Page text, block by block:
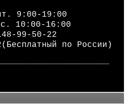
9:00-19:00
10:00-16:00
99-50-22
по России)